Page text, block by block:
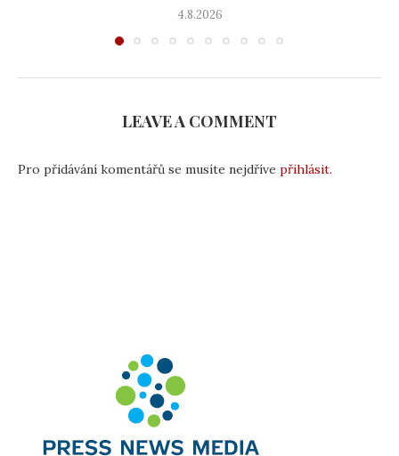
4.8.2026
LEAVE A COMMENT
Pro přidávání komentářů se musíte nejdříve přihlásit.